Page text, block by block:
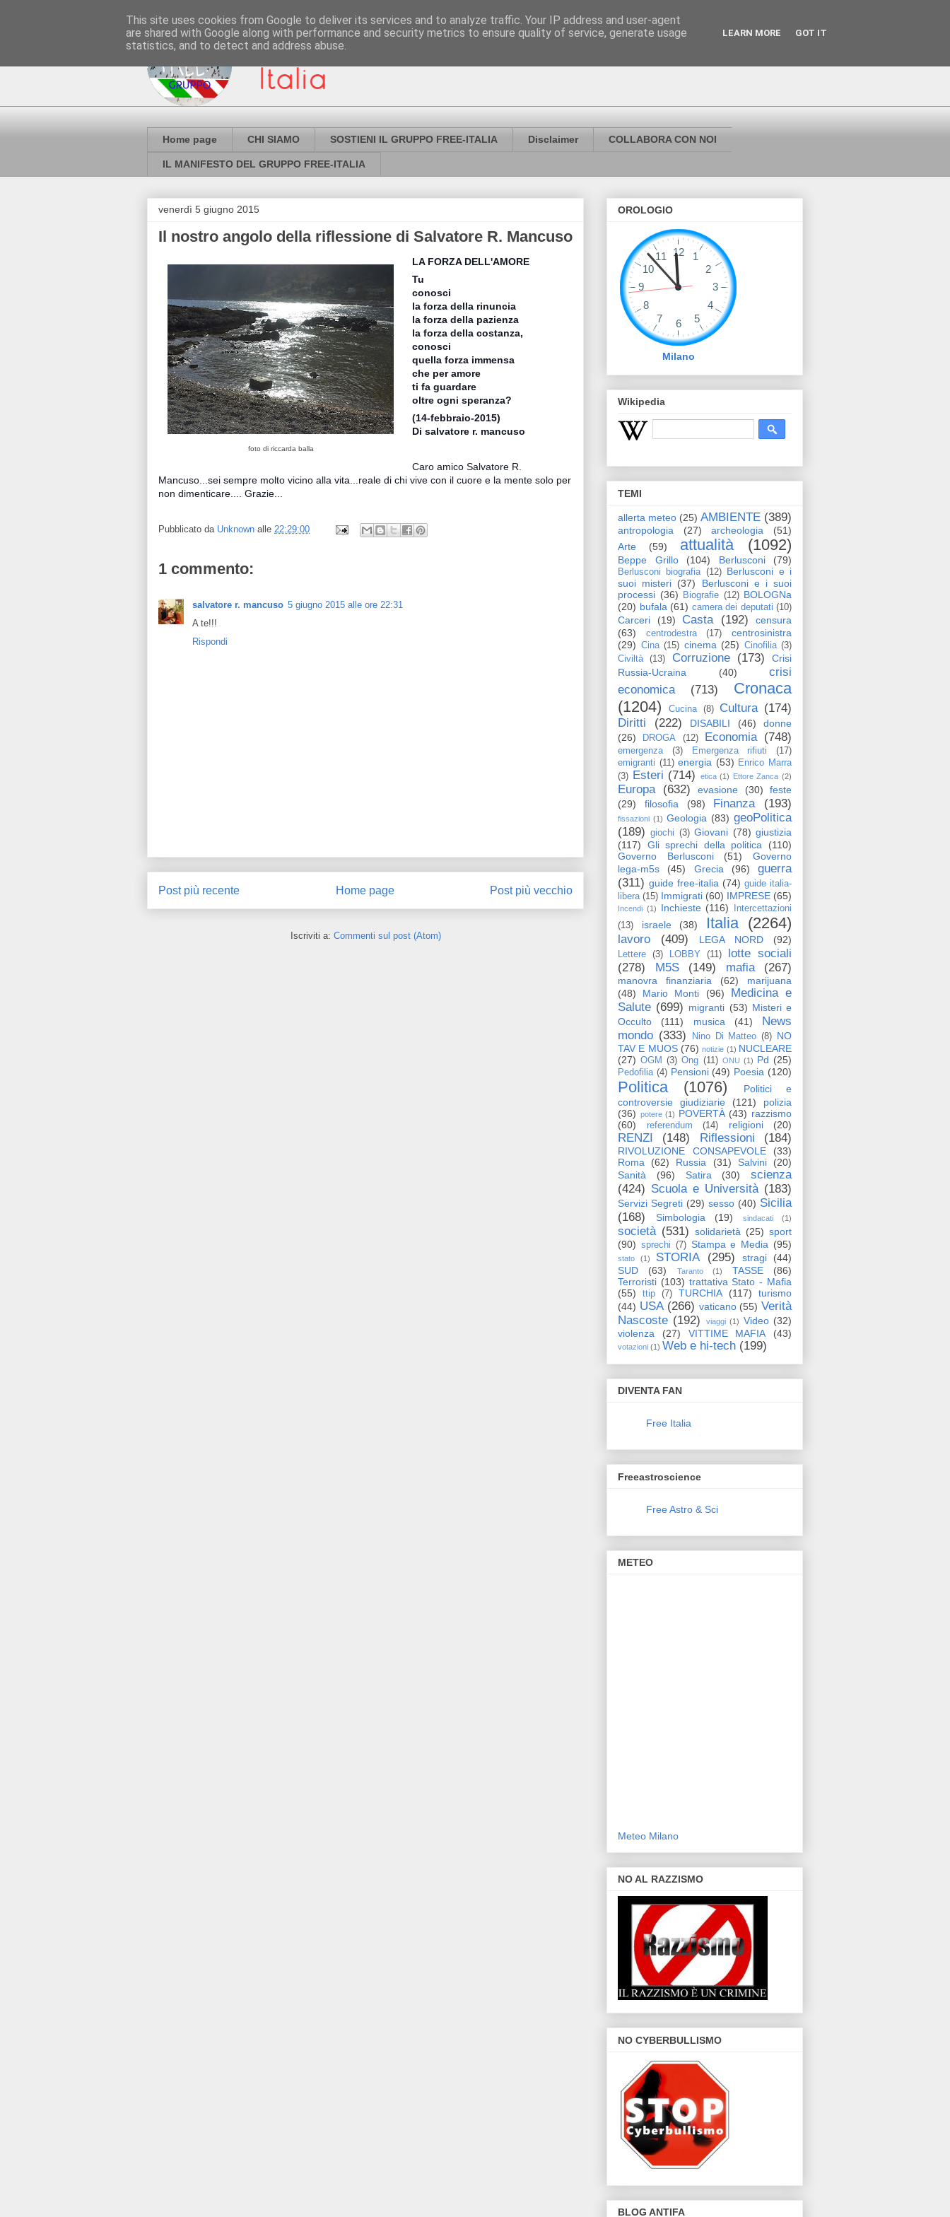
Home page CHI SIAMO SOSTIENI IL GRUPPO FREE-ITALIA Disclaimer COLLABORA CON NOI
IL MANIFESTO DEL GRUPPO FREE-ITALIA
venerdì 5 giugno 2015
Il nostro angolo della riflessione di Salvatore R. Mancuso
foto di riccarda balla
LA FORZA DELL'AMORE
Tu
conosci
la forza della rinuncia
la forza della pazienza
la forza della costanza,
conosci
quella forza immensa
che per amore
ti fa guardare
oltre ogni speranza?
(14-febbraio-2015)
Di salvatore r. mancuso
Caro amico Salvatore R.
Mancuso...sei sempre molto vicino alla vita...reale di chi vive con il cuore e la mente solo per
non dimenticare.... Grazie...
Pubblicato da Unknown alle 22:29:00
1 commento:
salvatore r. mancuso 5 giugno 2015 alle ore 22:31
A te!!!
Rispondi
Post più recente Post più vecchio
Home page
Iscriviti a: Commenti sul post (Atom)
OROLOGIO
Milano
Wikipedia
TEMI
allerta meteo (25) AMBIENTE (389)
antropologia (27) archeologia
(51)
Arte
(59) attualità (1092)
Beppe Grillo (104) Berlusconi (79)
Berlusconi biografia (12) Berlusconi e i
suoi misteri (37)
Berlusconi e i suoi
processi (36) Biografie (12) BOLOGNa
(20) bufala (61) camera dei deputati (10)
Carceri (19) Casta (192)
censura
(63)
centrodestra (17)
centrosinistra
(29) Cina (15) cinema (25) Cinofilia (3)
Civiltà
(13) Corruzione (173)
Crisi
Russia-Ucraina
(40)
crisi
economica
(713)
Cronaca
(1204)
Cucina (8) Cultura (174)
Diritti
(222) DISABILI (46)
donne
(26)
DROGA (12) Economia (748)
emergenza (3) Emergenza rifiuti
(17)
emigranti (11) energia (53) Enrico Marra
(3) Esteri (714) etica (1) Ettore Zanca (2)
Europa (632) evasione (30)
feste
(29)
filosofia (98) Finanza (193)
fissazioni (1) Geologia (83) geoPolitica
(189)
giochi (3) Giovani (78) giustizia
(117)
Gli sprechi della politica
(110)
Governo Berlusconi
(51)
Governo
lega-m5s
(45) Grecia (96)
guerra
(311) guide free-italia (74) guide italia-
libera (15) Immigrati (60) IMPRESE (65)
Incendi (1) Inchieste (116)
Intercettazioni
(13)
israele (38) Italia (2264)
lavoro (409) LEGA NORD (92)
Lettere (3) LOBBY (11)
lotte sociali
(278)
M5S (149) mafia (267)
manovra finanziaria (62)
marijuana
(48)
Mario Monti (96)
Medicina e
Salute (699) migranti (53) Misteri e
Occulto
(111) musica (41)
News
mondo (333) Nino Di Matteo (8) NO
TAV E MUOS (76) notizie (1) NUCLEARE
(27) OGM (3) Ong (11) ONU (1) Pd (25)
Pedofilia (4) Pensioni (49) Poesia (120)
Politica (1076)
Politici e
controversie giudiziarie
(121)
polizia
(36) potere (1) POVERTÀ (43) razzismo
(60)
referendum (14) religioni (20)
RENZI (148) Riflessioni (184)
RIVOLUZIONE CONSAPEVOLE
(33)
Roma
(62) Russia (31) Salvini
(20)
Sanità
(96) Satira (30)
scienza
(424) Scuola e Università (183)
Servizi Segreti (29) sesso (40) Sicilia
(168)
Simbologia (19) sindacati (1)
società (531) solidarietà (25) sport
(90) sprechi (7) Stampa e Media (95)
stato (1) STORIA (295) stragi
(44)
SUD
(63) Taranto (1) TASSE
(86)
Terroristi (103) trattativa Stato - Mafia
(55)
ttip (7) TURCHIA (117)
turismo
(44) USA (266) vaticano (55) Verità
Nascoste (192) viaggi (1) Video (32)
violenza
(27) VITTIME MAFIA (43)
votazioni (1) Web e hi-tech (199)
DIVENTA FAN
Free Italia
Freeastroscience
Free Astro & Sci
METEO
Meteo Milano
NO AL RAZZISMO
NO CYBERBULLISMO
BLOG ANTIFA
This site uses cookies from Google to deliver its services and to analyze traffic. Your IP address and user-agent
are shared with Google along with performance and security metrics to ensure quality of service, generate usage
statistics, and to detect and address abuse.
LEARN MORE GOT IT